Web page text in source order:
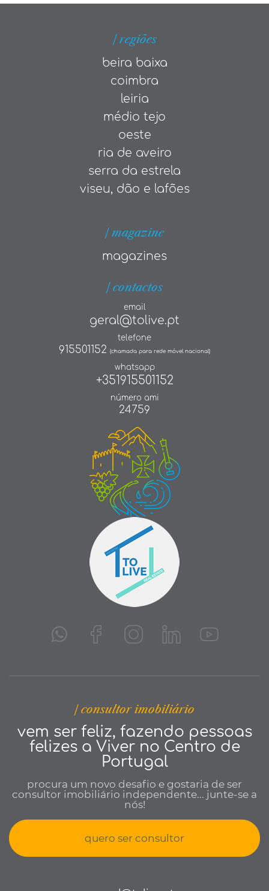
| regiões
beira baixa
coimbra
leiria
médio tejo
oeste
ria de aveiro
serra da estrela
viseu, dão e lafões
| magazine
magazines
| contactos
email
geral@tolive.pt
telefone
915501152 (chamada para rede móvel nacional)
whatsapp
+351915501152
número ami
24759
| consultor imobiliário
vem ser feliz, fazendo pessoas
felizes a Viver no Centro de
Portugal
procura um novo desafio e gostaria de ser
consultor imobiliário independente... junte-se a
nós!
quero ser consultor